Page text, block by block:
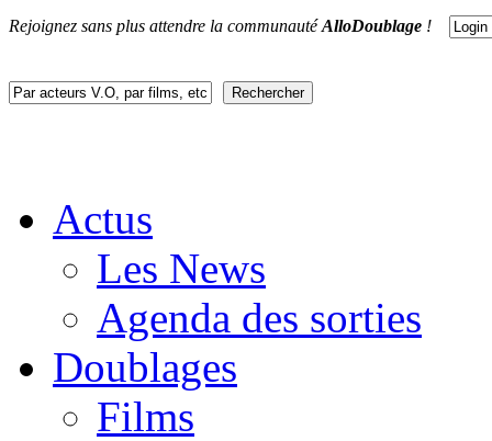
Rejoignez sans plus attendre la communautéAlloDoublage !
Actus
Les News
Agenda des sorties
Doublages
Films